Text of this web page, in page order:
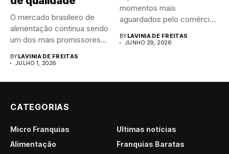
O mercado brasileiro de
alimentação continua sendo
um dos mais promissores
BYLAVINIA DE FREITAS
JULHO 1, 2026
momentos mais
aguardados pelo comércio
BYLAVINIA DE FREITAS
JUNHO 29, 2026
CATEGORIAS
Micro Franquias
Últimas notícias
Alimentação
Franquias Baratas